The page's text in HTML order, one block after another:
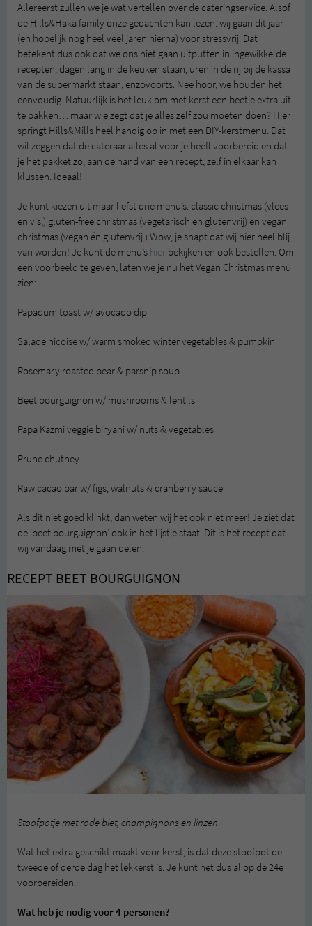
Allereerst zullen we je wat vertellen over de cateringservice. Alsof
de Hills&Haka family onze gedachten kan lezen: wij gaan dit jaar
(en hopelijk nog heel veel jaren hierna) voor stressvrij. Dat
betekent dus ook dat we ons niet gaan uitputten in ingewikkelde
recepten, dagen lang in de keuken staan, uren in de rij bij de kassa
van de supermarkt staan, enzovoorts. Nee hoor, we houden het
eenvoudig. Natuurlijk is het leuk om met kerst een beetje extra uit
te pakken… maar wie zegt dat je alles zelf zou moeten doen? Hier
springt Hills&Mills heel handig op in met een DIY-kerstmenu. Dat
wil zeggen dat de cateraar alles al voor je heeft voorbereid en dat
je het pakket zo, aan de hand van een recept, zelf in elkaar kan
klussen. Ideaal!
Je kunt kiezen uit maar liefst drie menu’s: classic christmas (vlees
en vis,) gluten-free christmas (vegetarisch en glutenvrij) en vegan
christmas (vegan én glutenvrij.) Wow, je snapt dat wij hier heel blij
van worden! Je kunt de menu’s hier bekijken en ook bestellen. Om
een voorbeeld te geven, laten we je nu het Vegan Christmas menu
zien:
Papadum toast w/ avocado dip
Salade nicoise w/ warm smoked winter vegetables & pumpkin
Rosemary roasted pear & parsnip soup
Beet bourguignon w/ mushrooms & lentils
Papa Kazmi veggie biryani w/ nuts & vegetables
Prune chutney
Raw cacao bar w/ figs, walnuts & cranberry sauce
Als dit niet goed klinkt, dan weten wij het ook niet meer! Je ziet dat
de ‘beet bourguignon’ ook in het lijstje staat. Dit is het recept dat
wij vandaag met je gaan delen.
RECEPT BEET BOURGUIGNON
Stoofpotje met rode biet, champignons en linzen
Wat het extra geschikt maakt voor kerst, is dat deze stoofpot de
tweede of derde dag het lekkerst is. Je kunt het dus al op de 24e
voorbereiden.
Wat heb je nodig voor 4 personen?